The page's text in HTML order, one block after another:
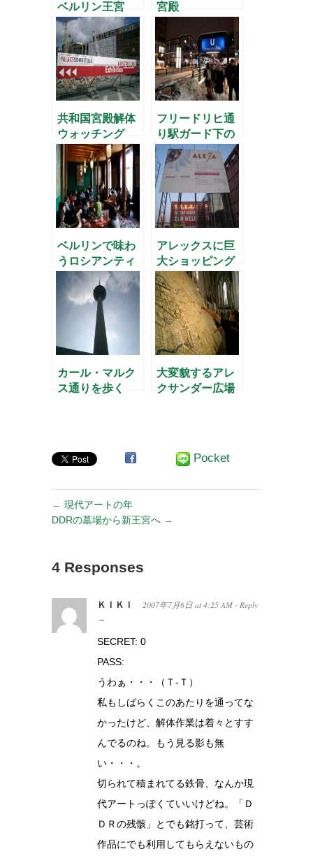
ベルリン王宮 宮殿
共和国宮殿解体
ウォッチング
フリードリヒ通
り駅ガード下の
インビスBier’s
ベルリンで味わ
うロシアンティ
アレックスに巨
大ショッピング
センター
カール・マルク
ス通りを歩く
大変貌するアレ
クサンダー広場
Pocket
← 現代アートの年
DDRの墓場から新王宮へ →
4 Responses
ＫＩＫＩ 2007年7月6日 at 4:25 AM · Reply
→
SECRET: 0
PASS:
うわぁ・・・（Ｔ‐Ｔ）
私もしばらくこのあたりを通ってな
かったけど、解体作業は着々とすす
んでるのね。もう見る影も無
い・・・。
切られて積まれてる鉄骨、なんか現
代アートっぽくていいけどね。「Ｄ
ＤＲの残骸」とでも銘打って、芸術
作品にでも利用してもらえないもの